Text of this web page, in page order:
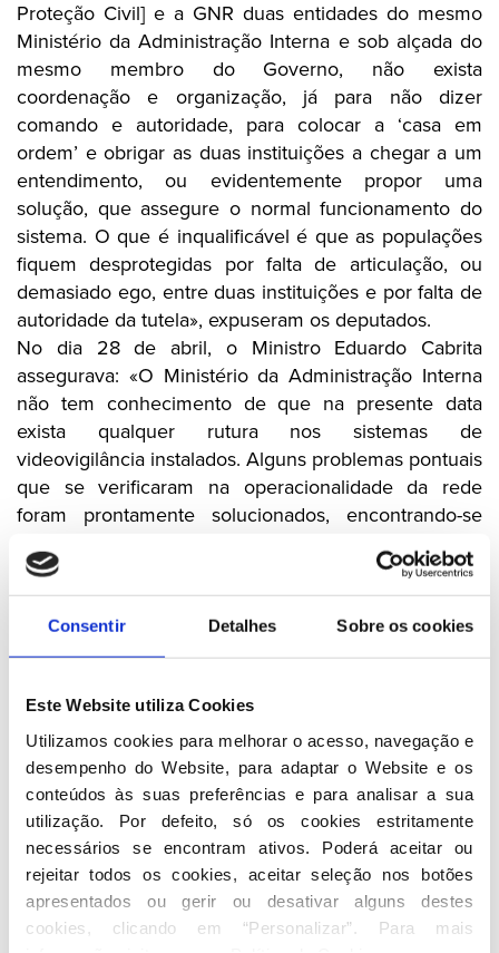
Consentir Detalhes Sobre os cookies
Este Website utiliza Cookies
Utilizamos cookies para melhorar o acesso, navegação e
desempenho do Website, para adaptar o Website e os
conteúdos às suas preferências e para analisar a sua
utilização. Por defeito, só os cookies estritamente
necessários se encontram ativos. Poderá aceitar ou
rejeitar todos os cookies, aceitar seleção nos botões
apresentados ou gerir ou desativar alguns destes
cookies, clicando em “Personalizar”. Para mais
Proteção Civil] e a GNR duas entidades do mesmo
Ministério da Administração Interna e sob alçada do
mesmo membro do Governo, não exista
coordenação e organização, já para não dizer
comando e autoridade, para colocar a ‘casa em
ordem’ e obrigar as duas instituições a chegar a um
entendimento, ou evidentemente propor uma
solução, que assegure o normal funcionamento do
sistema. O que é inqualificável é que as populações
fiquem desprotegidas por falta de articulação, ou
demasiado ego, entre duas instituições e por falta de
autoridade da tutela», expuseram os deputados.
No dia 28 de abril, o Ministro Eduardo Cabrita
assegurava: «O Ministério da Administração Interna
não tem conhecimento de que na presente data
exista qualquer rutura nos sistemas de
videovigilância instalados. Alguns problemas pontuais
que se verificaram na operacionalidade da rede
foram prontamente solucionados, encontrando-se
operacional, quer para a prossecução da missão de
vigilância e deteção de incêndios rurais, quer para
apoio à decisão operacional».
Acontece que hoje, 10 de agosto de 2021, e após
sistema Ciclope continua desativado, não estando a
funcionar por caducidade do contrato de
manutenção.
Entre as palavras e os atos há uma grande distância.
O senhor Primeiro-Ministro é lesto em escrever
frases pomposas no Twitter, sobre as alterações
climáticas e a neutralidade carbónica, mas não é
capaz de garantir que os meios de videovigilância
que o País tem à disposição para prevenir e controlar